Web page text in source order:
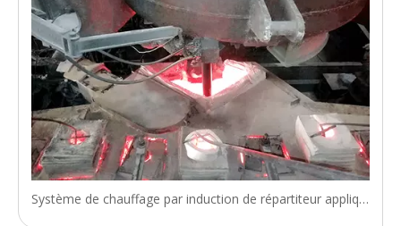
Système de chauffage par induction de répartiteur appliqué chez Hebei Xingtai Iron & Steel